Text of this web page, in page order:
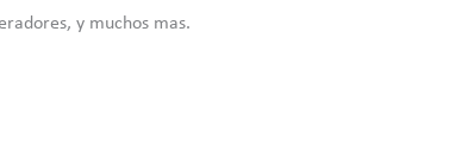
y muchos mas.